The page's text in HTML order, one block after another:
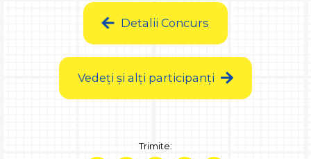
Detalii Concurs
Vedeți și alți participanți
Trimite: